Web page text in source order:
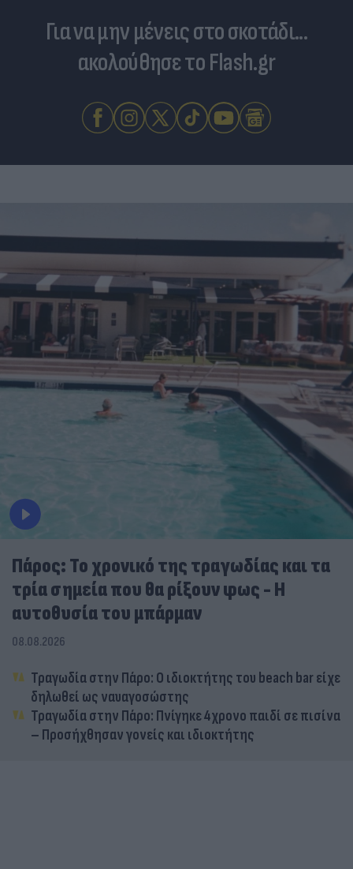
Για να μην μένεις στο σκοτάδι...
ακολούθησε το Flash.gr
Πάρος: Το χρονικό της τραγωδίας και τα
τρία σημεία που θα ρίξουν φως - Η
αυτοθυσία του μπάρμαν
08.08.2026
Τραγωδία στην Πάρο: Ο ιδιοκτήτης του beach bar είχε
δηλωθεί ως ναυαγοσώστης
Τραγωδία στην Πάρο: Πνίγηκε 4χρονο παιδί σε πισίνα
– Προσήχθησαν γονείς και ιδιοκτήτης